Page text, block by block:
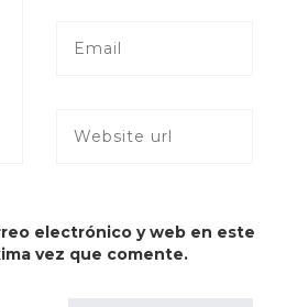
electrónico y web en este
vez que comente.